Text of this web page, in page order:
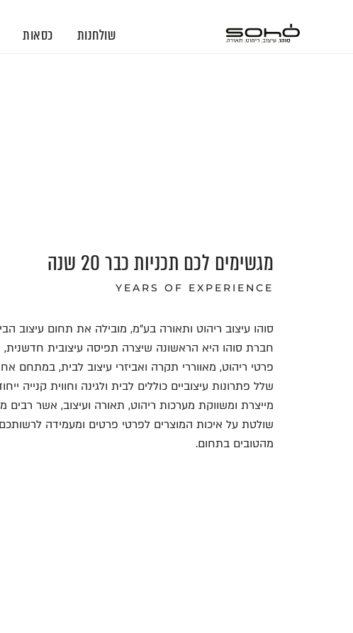
שולחנות כסאות
מגשימים לכם תכניות כבר 20 שנה
YEARS OF EXPERIENCE
חברת סוהו היא הראשונה שיצרה תפיסה עיצובית
פרטי ריהוט, מאווררי תקרה ואביזרי עיצוב לבית, במתחם
שלל פתרונות עיצוביים כוללים לבית ולגינה וחווית קנייה
מייצרת ומשווקת מערכות ריהוט, תאורה ועיצוב, אשר רבים
שולטת על איכות המוצרים לפרטי פרטים ומעמידה לרשותכם
מהטובים בתחום.